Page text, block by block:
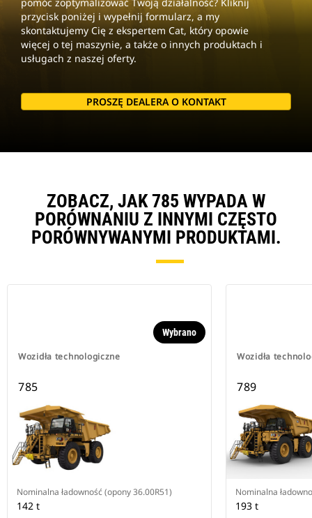
przycisk poniżej i wypełnij formularz, a my
skontaktujemy Cię z ekspertem Cat, który opowie
więcej o tej maszynie, a także o innych produktach i
usługach z naszej oferty.
PROSZĘ DEALERA O KONTAKT
ZOBACZ, JAK 785 WYPADA W
PORÓWNANIU Z INNYMI CZĘSTO
PORÓWNYWANYMI PRODUKTAMI.
Wozidła technologiczne
Wybrano
785
Nominalna ładowność (opony 36.00R51)
142 t
Wozidła
789
Nominalna
193 t